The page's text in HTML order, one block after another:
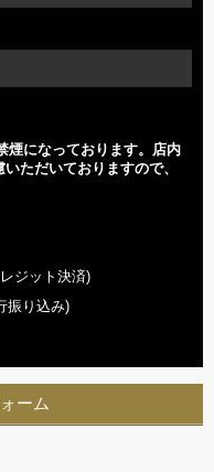
煙になっております。店内
ただいておりますので、
ジット決済)
振り込み)
ーム